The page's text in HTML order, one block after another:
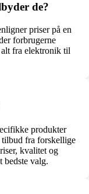
de?
priser på en
forbrugerne
fra elektronik til
produkter
tilbud fra forskellige
kvalitet og
bedste valg.